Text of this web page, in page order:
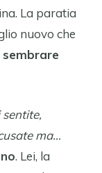
La paratia
nuovo che
sentite,
ma…
. Lei, la